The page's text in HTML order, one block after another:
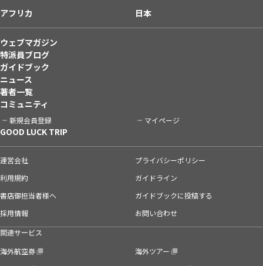
アフリカ
日本
ウェブマガジン
特派員ブログ
ガイドブック
ニュース
著者一覧
コミュニティ
新規会員登録 マイページ
GOOD LUCK TRIP
運営会社
プライバシーポリシー
利用規約
ガイドライン
書店御担当者様へ
ガイドブックに投稿する
採用情報
お問い合わせ
関連サービス
海外航空券
海外ツアー